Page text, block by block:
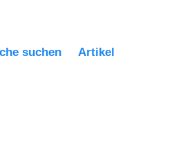
suchen Artikel